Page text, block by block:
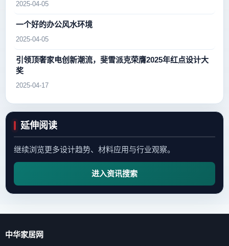
2025-04-05
一个好的办公风水环境
2025-04-05
引领顶奢家电创新潮流，斐雪派克荣膺2025年红点设计大
奖
2025-04-17
延伸阅读
继续浏览更多设计趋势、材料应用与行业观察。
进入资讯搜索
中华家居网